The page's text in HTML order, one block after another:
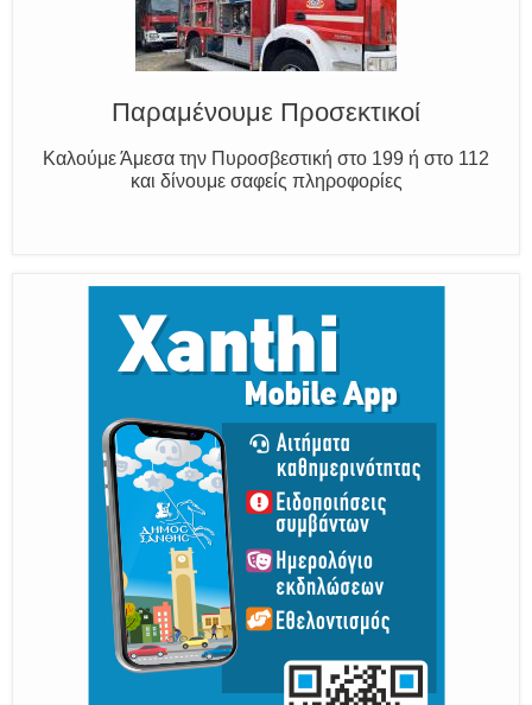
Καλούμε Άμεσα την Πυροσβεστική στο 199 ή στο 112
και δίνουμε σαφείς πληροφορίες
Γνωρίζουμε τον Νέστο, την Ξάνθη και τον Κόσυνθο